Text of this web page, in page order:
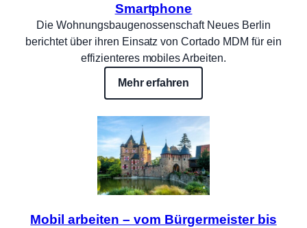
Smartphone
Die Wohnungsbaugenossenschaft Neues Berlin
berichtet über ihren Einsatz von Cortado MDM für ein
effizienteres mobiles Arbeiten.
Mehr erfahren
Mobil arbeiten – vom Bürgermeister bis